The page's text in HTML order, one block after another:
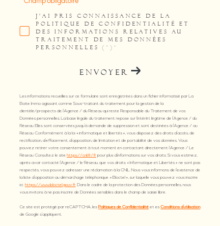
J'AI PRIS CONNAISSANCE DE LA
POLITIQUE DE CONFIDENTIALITÉ ET
DES INFORMATIONS RELATIVES AU
TRAITEMENT DE MES DONNÉES
PERSONNELLES (*)*
ENVOYER
Les informations recueillies sur ce formulaire sont enregistrées dans un fichier informatisé par La
Boite Immo agissant comme Sous-traitant du traitement pour la gestion de la
clientèle/prospects de l'Agence / du Réseau qui reste Responsable du Traitement de vos
Données personnelles. La base légale du traitement repose sur l'intérêt légitime de l'Agence / du
Réseau. Elles sont conservées jusqu'à demande de suppression et sont destinées à l'Agence / au
Réseau. Conformément à la loi « informatique et libertés », vous disposez des droits d’accès, de
rectification, d’effacement, d’opposition, de limitation et de portabilité de vos données. Vous
pouvez retirer votre consentement à tout moment en contactant directement l’Agence / Le
Réseau. Consultez le site https://cnil.fr/frpour plus d’informations sur vos droits. Si vous estimez,
après avoir contacté l'Agence / le Réseau, que vos droits « Informatique et Libertés » ne sont pas
respectés, vous pouvez adresser une réclamation à la CNIL. Nous vous informons de l’existence de
la liste d'opposition au démarchage téléphonique « Bloctel », sur laquelle vous pouvez vous inscrire
ici :https://www.bloctel.gouv.fr. Dans le cadre de la protection des Données personnelles, nous
vous invitons à ne pas inscrire de Données sensibles dans le champ de saisie libre.
Ce site est protégé par reCAPTCHA, lesPolitiques de Confidentialitéet esConditions d'utilisation
de Google s'appliquent.